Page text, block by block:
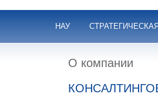
НАУ
О компании